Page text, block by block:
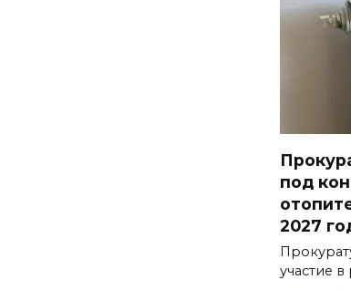
под
2027
участие